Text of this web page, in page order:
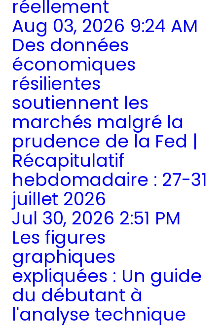
réellement
Aug 03, 2026 9:24 AM
Des données
économiques
résilientes
soutiennent les
marchés malgré la
prudence de la Fed |
Récapitulatif
hebdomadaire : 27-31
juillet 2026
Jul 30, 2026 2:51 PM
Les figures
graphiques
expliquées : Un guide
du débutant à
l'analyse technique